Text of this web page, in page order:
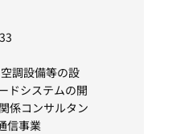
調設備等の設
ドシステムの開
係コンサルタン
信事業